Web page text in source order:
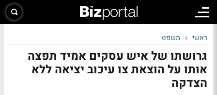
ראשי משפט
גרושתו של איש עסקים אמיד תפצה
אותו על הוצאת צו עיכוב יציאה ללא
הצדקה